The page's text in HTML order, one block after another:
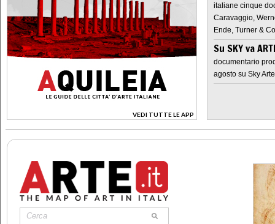
VEDI TUTTE LE APP
>
italiane cinque
Caravaggio,
Ende, Turner &
Su SKY va
documentario
agosto su Sky Arte